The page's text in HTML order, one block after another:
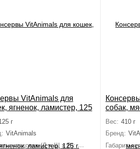
VitAnimals для
ягненок, ламистер, 125
г
VitAnimals
упаковки (Д х Ш х В): 8 см×8 см×3 см
собак,
Вес: 410 г
Бренд:
Габариты